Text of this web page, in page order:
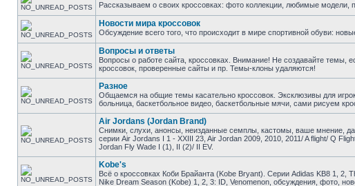
Рассказываем о своих кроссовках: фото коллекции, любимые модели,
Новости мира кроссовок
Обсуждение всего того, что происходит в мире спортивной обуви:
Вопросы и ответы
Вопросы о работе сайта, кроссовках. Внимание! Не создавайте темы,
кроссовок, проверенные сайты и пр. Темы-клоны удаляются!
Разное
Общаемся на общие темы касательно кроссовок. Эксклюзивы для
больница, баскетбольное видео, баскетбольные мячи, сами рисуем
Air Jordans (Jordan Brand)
Снимки, слухи, анонсы, неизданные семплы, кастомы, ваше мнение,
серии Air Jordans I 1 - XXIII 23, Air Jordan 2009, 2010, 2011/ A flight/ Q
Jordan Fly Wade I (1), II (2)/ II EV.
Kobe's
Всё о кроссовках Коби Брайанта (Kobe Bryant). Серии Adidas KB8 1, 2,
Nike Dream Season (Kobe) 1, 2, 3: ID, Venomenon, обсуждения, фото,